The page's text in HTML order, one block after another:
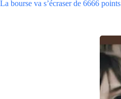
La bourse va s’écraser de 6666 points